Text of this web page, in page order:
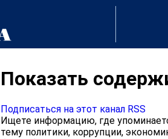
Показать
Подписаться на этот канал RSS
Ищете информацию, где
тему политики, коррупции,